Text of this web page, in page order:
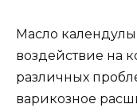
Масло календулы
воздействие на
различных
варикозное